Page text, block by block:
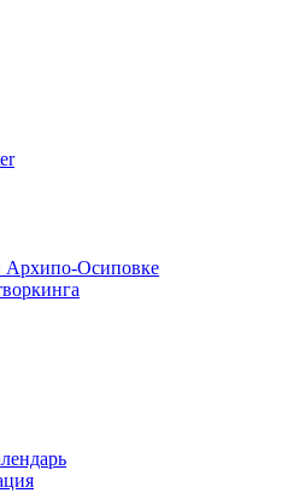
Архипо-Осиповке